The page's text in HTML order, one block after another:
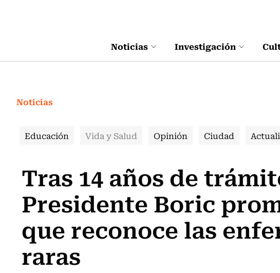
Noticias Investigación
Noticias
Educación Vida y Salud Opinión Ciudad
Tras 14 años de
Presidente Boric
que reconoce las
raras